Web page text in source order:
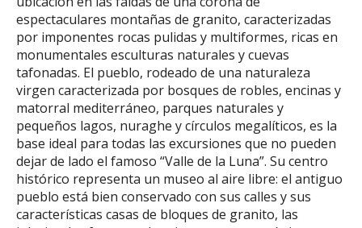
espectaculares montañas de granito, caracterizadas
por imponentes rocas pulidas y multiformes, ricas en
monumentales esculturas naturales y cuevas
tafonadas. El pueblo, rodeado de una naturaleza
virgen caracterizada por bosques de robles, encinas y
matorral mediterráneo, parques naturales y
pequeños lagos, nuraghe y círculos megalíticos, es la
base ideal para todas las excursiones que no pueden
dejar de lado el famoso “Valle de la Luna”. Su centro
histórico representa un museo al aire libre: el antiguo
pueblo está bien conservado con sus calles y sus
características casas de bloques de granito, las